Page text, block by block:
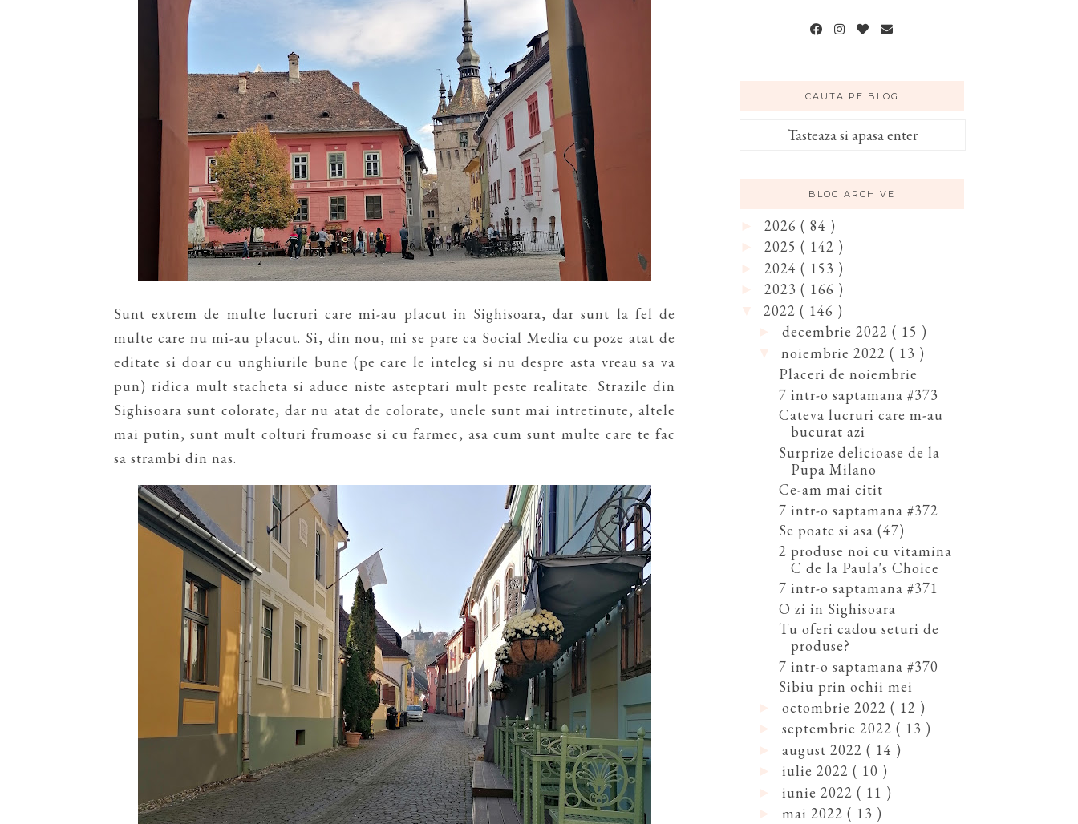
Sunt extrem de multe lucruri care mi-au placut in Sighisoara, dar sunt la fel de
multe care nu mi-au placut. Si, din nou, mi se pare ca Social Media cu poze atat de
editate si doar cu unghiurile bune (pe care le inteleg si nu despre asta vreau sa va
pun) ridica mult stacheta si aduce niste asteptari mult peste realitate. Strazile din
Sighisoara sunt colorate, dar nu atat de colorate, unele sunt mai intretinute, altele
mai putin, sunt mult colturi frumoase si cu farmec, asa cum sunt multe care te fac
sa strambi din nas.
CAUTA PE BLOG
BLOG ARCHIVE
2026 ( 84 )
2025 ( 142 )
2024 ( 153 )
2023 ( 166 )
2022 ( 146 )
decembrie 2022 ( 15 )
noiembrie 2022 ( 13 )
Placeri de noiembrie
7 intr-o saptamana #373
Cateva lucruri care m-au
bucurat azi
Surprize delicioase de la
Pupa Milano
Ce-am mai citit
7 intr-o saptamana #372
Se poate si asa (47)
2 produse noi cu vitamina
C de la Paula's Choice
7 intr-o saptamana #371
O zi in Sighisoara
Tu oferi cadou seturi de
produse?
7 intr-o saptamana #370
Sibiu prin ochii mei
octombrie 2022 ( 12 )
septembrie 2022 ( 13 )
august 2022 ( 14 )
iulie 2022 ( 10 )
iunie 2022 ( 11 )
mai 2022 ( 13 )